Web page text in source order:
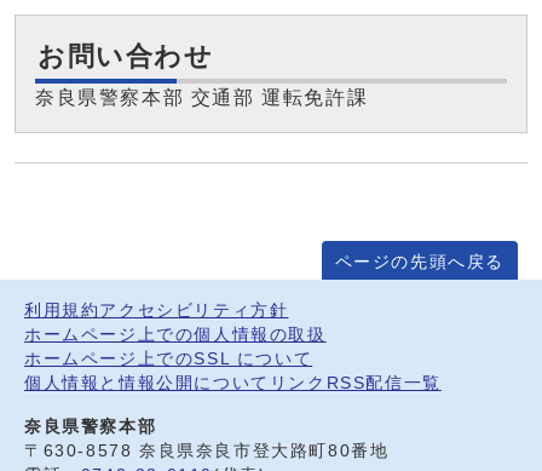
お問い合わせ
奈良県警察本部 交通部 運転免許課
ページの先頭へ戻る
利用規約 アクセシビリティ方針
ホームページ上での個人情報の取扱
ホームページ上でのSSL について
個人情報と情報公開について リンク RSS配信一覧
奈良県警察本部
〒630-8578 奈良県奈良市登大路町80番地